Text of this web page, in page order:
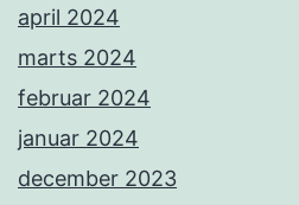
april 2024
marts 2024
februar 2024
januar 2024
december 2023